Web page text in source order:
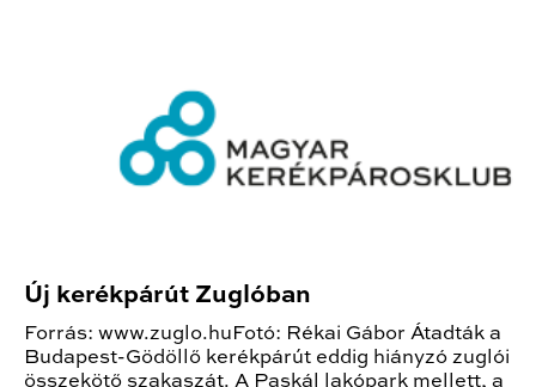
Új kerékpárút Zuglóban
Forrás: www.zuglo.huFotó: Rékai Gábor Átadták a
Budapest-Gödöllő kerékpárút eddig hiányzó zuglói
összekötő szakaszát. A Paskál lakópark mellett, a